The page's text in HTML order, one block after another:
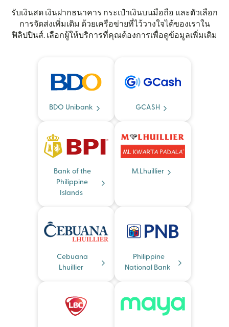
รับเงินสด เงินฝากธนาคาร กระเป๋าเงินบนมือถือ และตัวเลือก
การจัดส่งเพิ่มเติม ด้วยเครือข่ายที่ไว้วางใจได้ของเราใน
ฟิลิปปินส์. เลือกผู้ให้บริการที่คุณต้องการเพื่อดูข้อมูลเพิ่มเติม
BDO Unibank GCASH
Bank of the
Philippine
Islands
M.Lhuillier
Cebuana
Lhuillier
Philippine
National Bank